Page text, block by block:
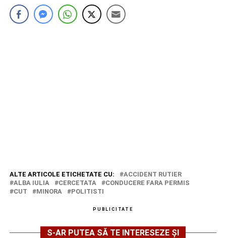
ALTE ARTICOLE ETICHETATE CU:
ACCIDENT RUTIER
ALBA IULIA
CERCETATA
CONDUCERE FARA PERMIS
CUT
MINORA POLITISTI
PUBLICITATE
S-AR PUTEA SĂ TE INTERESEZE ȘI